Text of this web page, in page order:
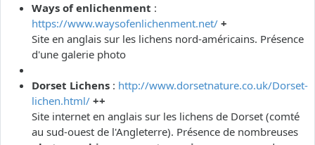
Ways of enlichenment :
https://www.waysofenlichenment.net/ +
Site en anglais sur les lichens nord-américains. Présence
d'une galerie photo
Dorset Lichens : http://www.dorsetnature.co.uk/Dorset-
lichen.html/ ++
Site internet en anglais sur les lichens de Dorset (comté
au sud-ouest de l'Angleterre). Présence de nombreuses